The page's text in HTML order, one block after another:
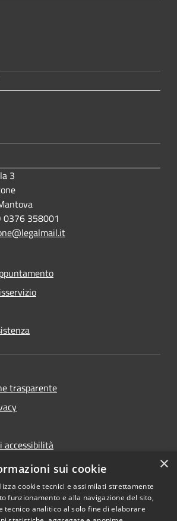
3
0376 358001
trasparente
accessibilità
×
sui cookie
cookie tecnici e assimilati strettamente
funzionamento e alla navigazione del sito,
tecnico analitico al solo fine di elaborare